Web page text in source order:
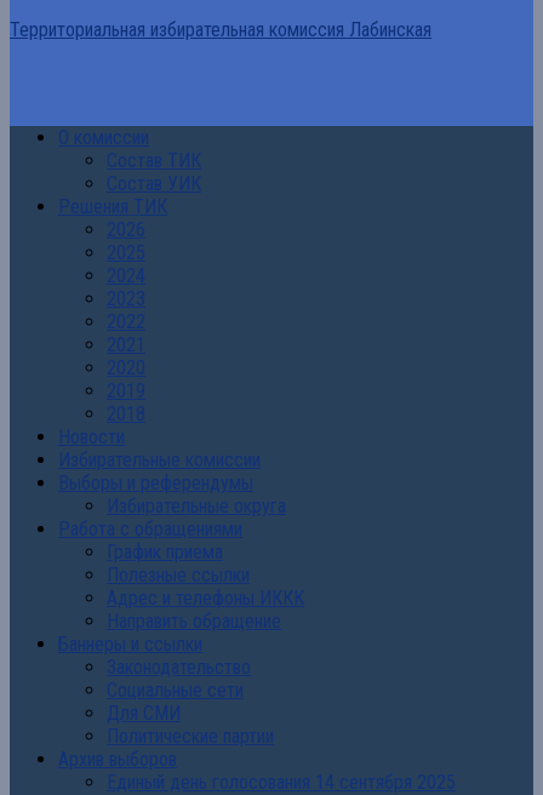
Территориальная избирательная комиссия Лабинская
О комиссии
Состав ТИК
Состав УИК
Решения ТИК
2026
2025
2024
2023
2022
2021
2020
2019
2018
Новости
Избирательные комиссии
Выборы и референдумы
Избирательные округа
Работа с обращениями
График приема
Полезные ссылки
Адрес и телефоны ИККК
Направить обращение
Баннеры и ссылки
Законодательство
Социальные сети
Для СМИ
Политические партии
Архив выборов
Единый день голосования 14 сентября 2025